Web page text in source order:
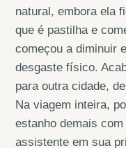
natural, embora ela
que é pastilha e
começou a diminuir
desgaste físico.
para outra cidade,
Na viagem inteira,
estanho demais
assistente em sua